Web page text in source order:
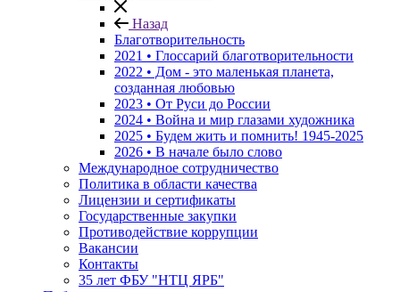
Назад
Благотворительность
2021 • Глоссарий благотворительности
2022 • Дом - это маленькая планета,
созданная любовью
2023 • От Руси до России
2024 • Война и мир глазами художника
2025 • Будем жить и помнить! 1945-2025
2026 • В начале было слово
Международное сотрудничество
Политика в области качества
Лицензии и сертификаты
Государственные закупки
Противодействие коррупции
Вакансии
Контакты
35 лет ФБУ "НТЦ ЯРБ"